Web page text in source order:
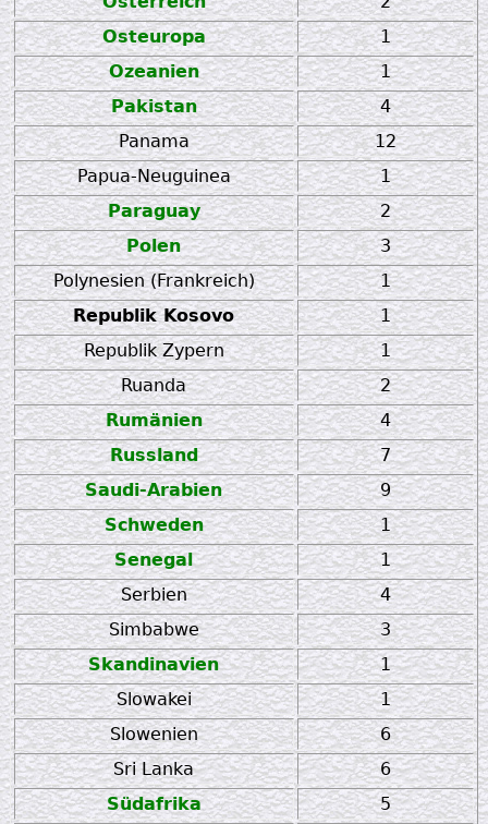
Osteuropa
1
Ozeanien
1
Pakistan
4
Panama
12
Papua-Neuguinea
1
Paraguay
2
Polen
3
Polynesien (Frankreich)
1
Republik Kosovo
1
Republik Zypern
1
Ruanda
2
Rumänien
4
Russland
7
Saudi-Arabien
9
Schweden
1
Senegal
1
Serbien
4
Simbabwe
3
Skandinavien
1
Slowakei
1
Slowenien
6
Sri Lanka
6
Südafrika
5